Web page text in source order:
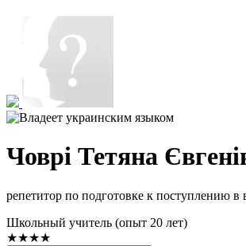
Човрі Тетяна
репетитор по подготовке к поступлению в
Школьный учитель (опыт 20 лет)
★★★★